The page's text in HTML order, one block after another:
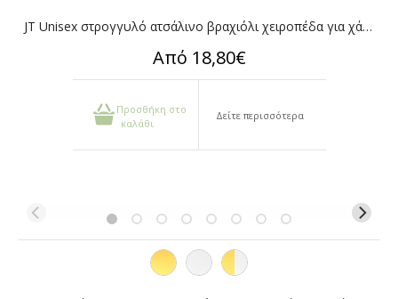
JT Unisex στρογγυλό ατσάλινο βραχιόλι χειροπέδα για χάραξη
Από 18,80€
Προσθήκη στο
καλάθι
Δείτε περισσότερα